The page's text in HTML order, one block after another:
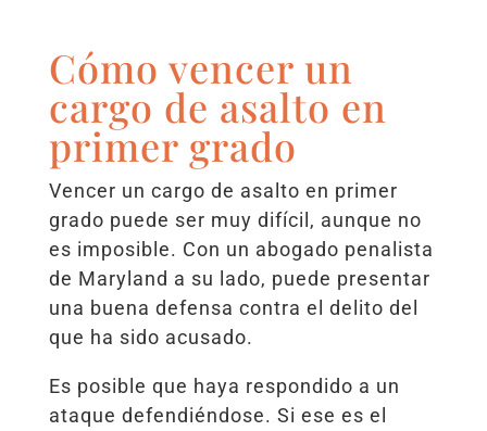
Cómo vencer un
cargo de asalto en
primer grado
Vencer un cargo de asalto en primer
grado puede ser muy difícil, aunque no
es imposible. Con un abogado penalista
de Maryland a su lado, puede presentar
una buena defensa contra el delito del
que ha sido acusado.
Es posible que haya respondido a un
ataque defendiéndose. Si ese es el